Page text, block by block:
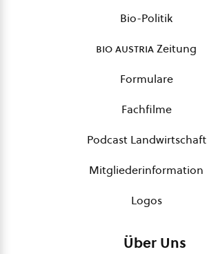
Bio-Politik
bio austriaZeitung
Formulare
Fachfilme
Podcast Landwirtschaft
Mitgliederinformation
Logos
Über Uns